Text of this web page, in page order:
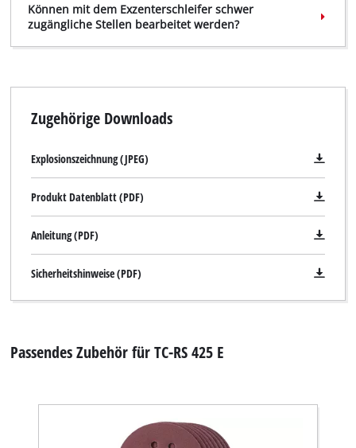
Können mit dem Exzenterschleifer schwer
zugängliche Stellen bearbeitet werden?
Zugehörige Downloads
Explosionszeichnung (JPEG)
Produkt Datenblatt (PDF)
Anleitung (PDF)
Sicherheitshinweise (PDF)
Passendes Zubehör für TC-RS 425 E